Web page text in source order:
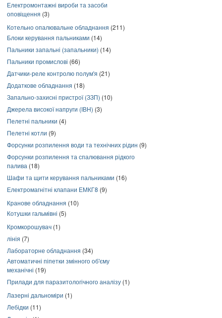
Електромонтажні вироби та засоби
оповіщення (3)
Котельно опалювальне обладнання (211)
Блоки керування пальниками (14)
Пальники запальні (запальники) (14)
Пальники промислові (66)
Датчики-реле контролю полум'я (21)
Додаткове обладнання (18)
Запально-захисні пристрої (ЗЗП) (10)
Джерела високої напруги (ІВН) (3)
Пелетні пальники (4)
Пелетні котли (9)
Форсунки розпилення води та технічних рідин (9)
Форсунки розпилення та спалювання рідкого
палива (18)
Шафи та щити керування пальниками (16)
Електромагнітні клапани ЕМКГ8 (9)
Кранове обладнання (10)
Котушки гальмівні (5)
Кромкорошувач (1)
лінія (7)
Лабораторне обладнання (34)
Автоматичні піпетки змінного об'єму
механічні (19)
Прилади для паразитологічного аналізу (1)
Лазерні дальноміри (1)
Лебідки (11)